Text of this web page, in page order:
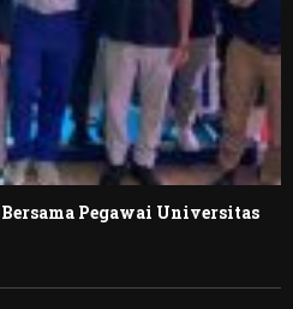
Pegawai Universitas